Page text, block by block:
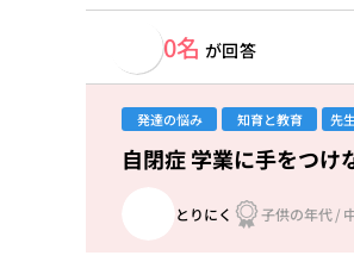
0名 が回答
発達の悩み 知育と教育 先
自閉症 学業に手をつけ
とりにく 子供の年代/